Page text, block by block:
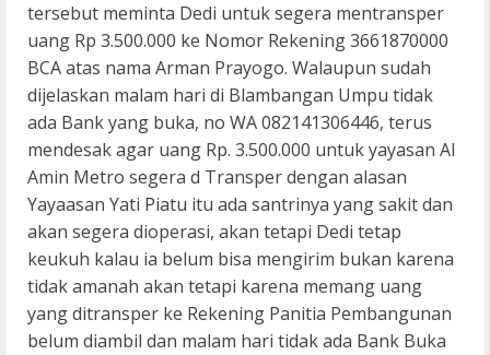
tersebut meminta Dedi untuk segera mentransper
uang Rp 3.500.000 ke Nomor Rekening 3661870000
BCA atas nama Arman Prayogo. Walaupun sudah
dijelaskan malam hari di Blambangan Umpu tidak
ada Bank yang buka, no WA 082141306446, terus
mendesak agar uang Rp. 3.500.000 untuk yayasan Al
Amin Metro segera d Transper dengan alasan
Yayaasan Yati Piatu itu ada santrinya yang sakit dan
akan segera dioperasi, akan tetapi Dedi tetap
keukuh kalau ia belum bisa mengirim bukan karena
tidak amanah akan tetapi karena memang uang
yang ditransper ke Rekening Panitia Pembangunan
belum diambil dan malam hari tidak ada Bank Buka